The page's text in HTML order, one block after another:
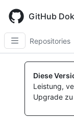
main
content
GitHub
Repositories
Diese
Leistung,
Upgrade